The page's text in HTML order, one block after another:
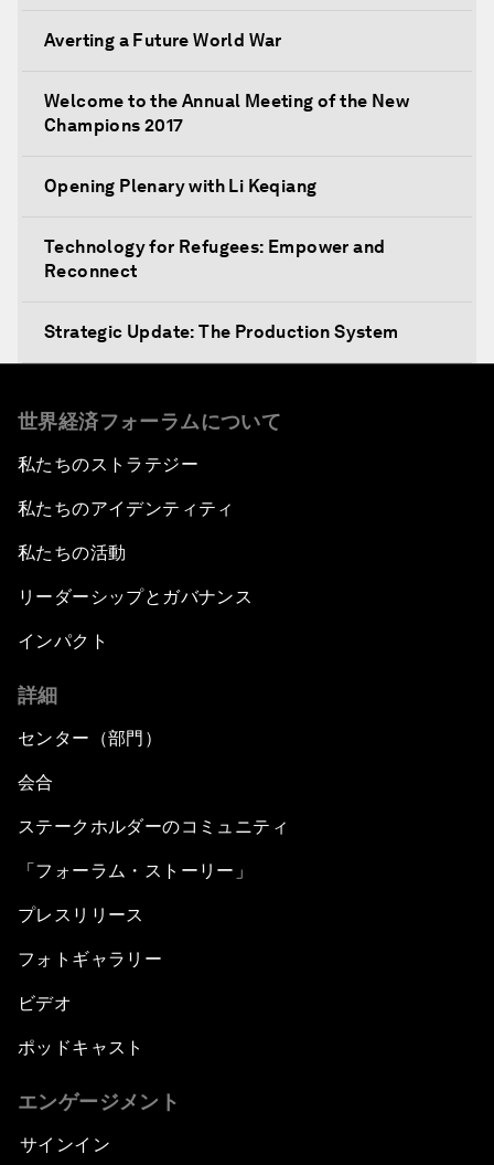
Averting a Future World War
Welcome to the Annual Meeting of the New
Champions 2017
Opening Plenary with Li Keqiang
Technology for Refugees: Empower and
Reconnect
Strategic Update: The Production System
Public Art: Spaces of Hope
China: The Next World Leader?
Artificial Intelligence Unleashed
The Global Implications of China's Financial
Northern Lights: A Nordic Perspective on
Security Outlook for the Korean Peninsula
Bridging the Gender Divide
Pioneering the Sharing Economy
Co-Chair Roundtable: Shaping Healthcare
Reform
世界経済フォーラムについて
私たちのストラテジー
私たちのアイデンティティ
私たちの活動
リーダーシップとガバナンス
インパクト
詳細
センター（部門）
会合
ステークホルダーのコミュニティ
「フォーラム・ストーリー」
プレスリリース
フォトギャラリー
ビデオ
ポッドキャスト
エンゲージメント
サインイン